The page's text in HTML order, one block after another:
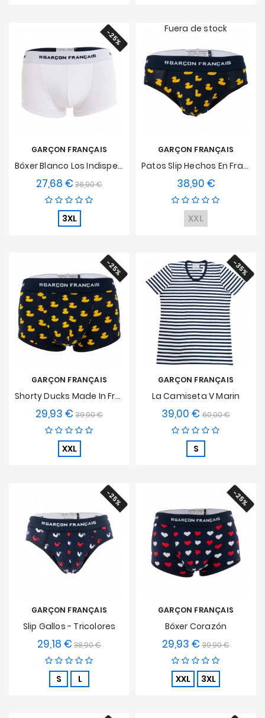
-25%
GARÇON FRANÇAIS
Bóxer Blanco Los Indispensables
27,68 € Precio
base
36,90 €Precio
3XL
GARÇON FRANÇAIS
Patos Slip Hechos En Francia
38,90 €Precio
XXL
Fuera de stock
-25%
GARÇON FRANÇAIS
Shorty Ducks Made In France
29,93 € Precio
base
39,90 €Precio
XXL
-35%
GARÇON FRANÇAIS
La Camiseta V Marin
39,00 € Precio
base
60,00 €Precio
S
-25%
GARÇON FRANÇAIS
Slip Gallos - Tricolores
29,18 € Precio
base
38,90 €Precio
S L
-25%
GARÇON FRANÇAIS
Bóxer Corazón
29,93 € Precio
base
39,90 €Precio
XXL 3XL